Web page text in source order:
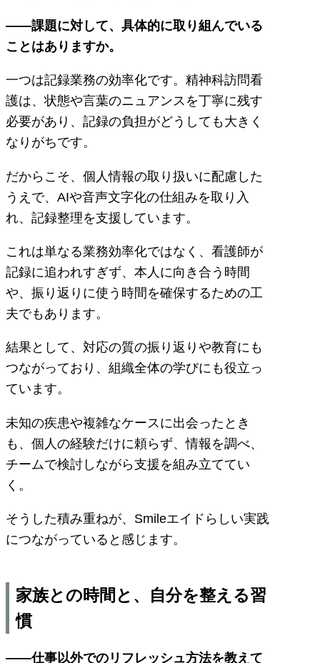
――課題に対して、具体的に取り組んでいる
ことはありますか。
一つは記録業務の効率化です。精神科訪問看
護は、状態や言葉のニュアンスを丁寧に残す
必要があり、記録の負担がどうしても大きく
なりがちです。
だからこそ、個人情報の取り扱いに配慮した
うえで、AIや音声文字化の仕組みを取り入
れ、記録整理を支援しています。
これは単なる業務効率化ではなく、看護師が
記録に追われすぎず、本人に向き合う時間
や、振り返りに使う時間を確保するための工
夫でもあります。
結果として、対応の質の振り返りや教育にも
つながっており、組織全体の学びにも役立っ
ています。
未知の疾患や複雑なケースに出会ったとき
も、個人の経験だけに頼らず、情報を調べ、
チームで検討しながら支援を組み立ててい
く。
そうした積み重ねが、Smileエイドらしい実践
につながっていると感じます。
家族との時間と、自分を整える習
慣
――仕事以外でのリフレッシュ方法を教えて